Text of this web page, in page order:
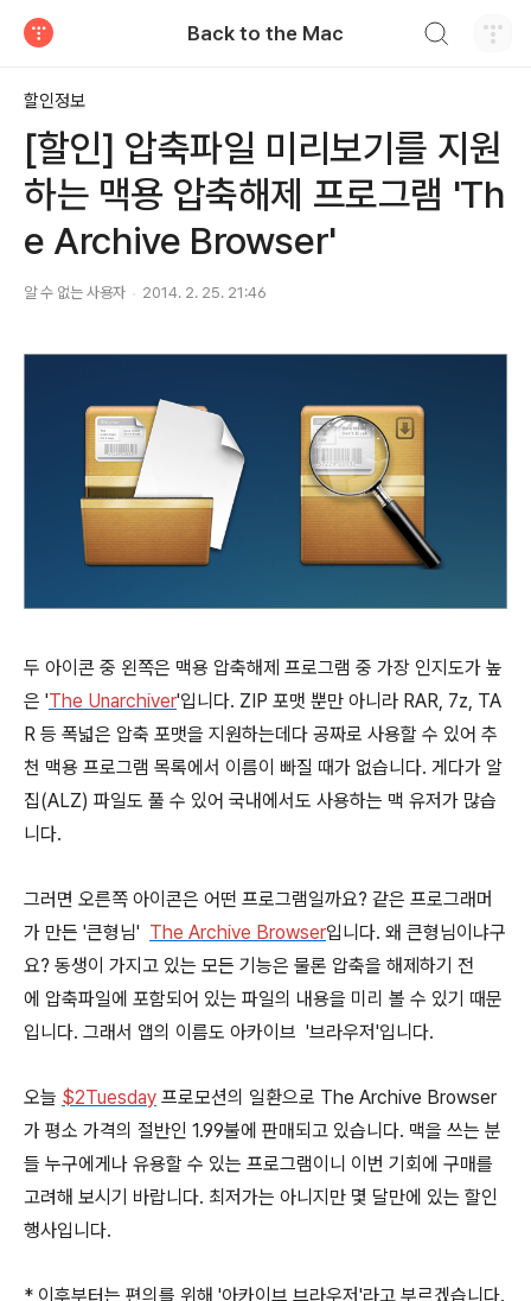
Back to the Mac
할인정보
[할인] 압축파일 미리보기를 지원
하는 맥용 압축해제 프로그램 'Th
e Archive Browser'
알 수 없는 사용자 2014. 2. 25. 21:46
두 아이콘 중 왼쪽은 맥용 압축해제 프로그램 중 가장 인지도가 높
은 'The Unarchiver'입니다. ZIP 포맷 뿐만 아니라 RAR, 7z, TA
R 등 폭넓은 압축 포맷을 지원하는데다 공짜로 사용할 수 있어 추
천 맥용 프로그램 목록에서 이름이 빠질 때가 없습니다. 게다가 알
집(ALZ) 파일도 풀 수 있어 국내에서도 사용하는 맥 유저가 많습
니다.
그러면 오른쪽 아이콘은 어떤 프로그램일까요? 같은 프로그래머
가 만든 '큰형님' The Archive Browser입니다. 왜 큰형님이냐구
요? 동생이 가지고 있는 모든 기능은 물론 압축을 해제하기 전
에 압축파일에 포함되어 있는 파일의 내용을 미리 볼 수 있기 때문
입니다. 그래서 앱의 이름도 아카이브 '브라우저'입니다.
오늘 $2Tuesday 프로모션의 일환으로 The Archive Browser
가 평소 가격의 절반인 1.99불에 판매되고 있습니다. 맥을 쓰는 분
들 누구에게나 유용할 수 있는 프로그램이니 이번 기회에 구매를
고려해 보시기 바랍니다. 최저가는 아니지만 몇 달만에 있는 할인
행사입니다.
* 이후부터는 편의를 위해 '아카이브 브라우저'라고 부르겠습니다.